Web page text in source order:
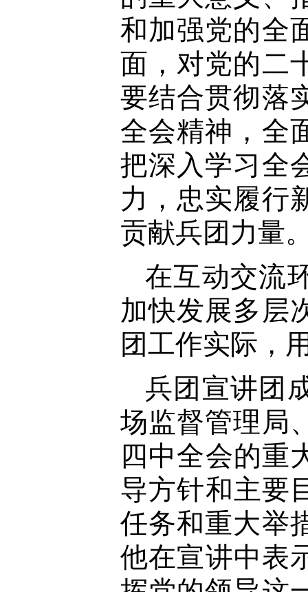
和加强党的全
面，对党的二
要结合贯彻落
全会精神，全
把深入学习全
力，忠实履行
贡献兵团力量
在互动交流
加快发展多层
团工作实际，
兵团宣讲团
场监督管理局
四中全会的重
导方针和主要
任务和重大举
他在宣讲中表